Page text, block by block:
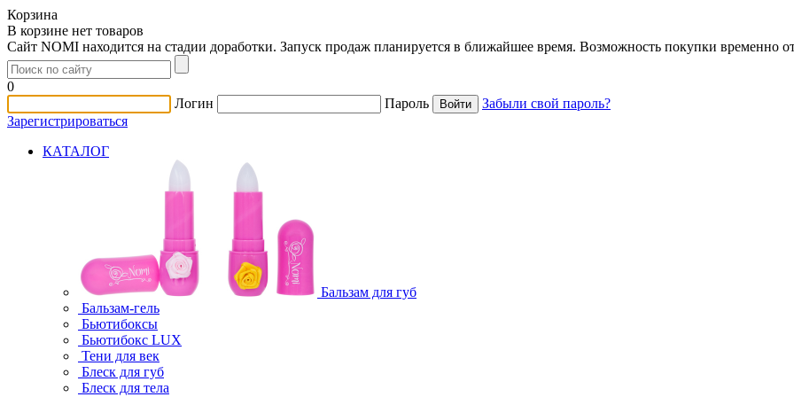
Корзина
В корзине нет товаров
Сайт NOMI находится на стадии доработки. Запуск продаж планируется в ближайшее время. Возможность покупки временно
0
Логин
Пароль
Забыли свой пароль?
Зарегистрироваться
КАТАЛОГ
Бальзам для губ
Бальзам-гель
Бьютибоксы
Бьютибокс LUX
Тени для век
Блеск для губ
Блеск для тела